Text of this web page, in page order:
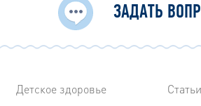
ЗАДАТЬ
Детское здоровье